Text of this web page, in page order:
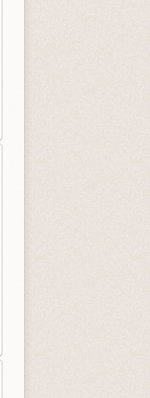
FÖLD
A VILNAI
BIMÁJA